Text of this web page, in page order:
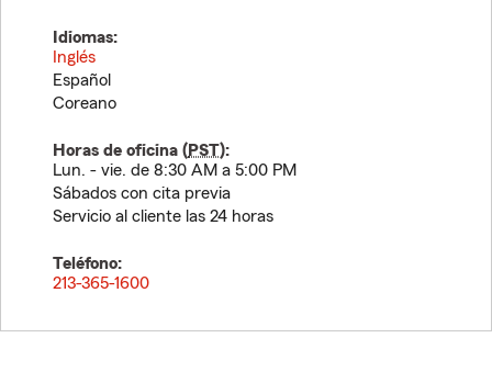
Idiomas:
Inglés
Español
Coreano
Horas de oficina (PST):
Lun. - vie. de 8:30 AM a 5:00 PM
Sábados con cita previa
Servicio al cliente las 24 horas
Teléfono:
213-365-1600